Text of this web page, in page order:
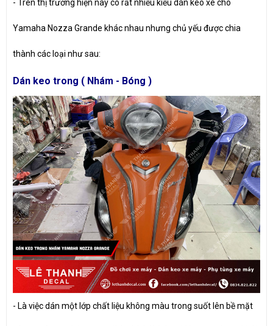
- Trên thị trường hiện nay có rất nhiều kiểu dán keo xe cho
Yamaha Nozza Grande khác nhau nhưng chủ yếu được chia
thành các loại như sau:
Dán keo trong ( Nhám - Bóng )
- Là việc dán một lớp chất liệu không màu trong suốt lên bề mặt